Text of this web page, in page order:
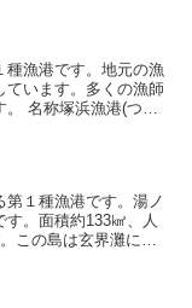
種漁港です。地元の漁
ています。多くの漁師
名称塚浜漁港(つか
１種漁港です。湯ノ
。面積約133㎢、人
この島は玄界灘に面